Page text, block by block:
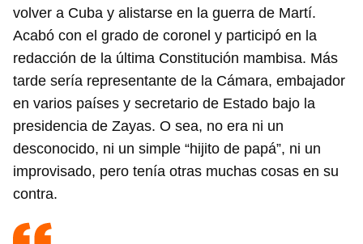
volver a Cuba y alistarse en la guerra de Martí.
Acabó con el grado de coronel y participó en la
redacción de la última Constitución mambisa. Más
tarde sería representante de la Cámara, embajador
en varios países y secretario de Estado bajo la
presidencia de Zayas. O sea, no era ni un
desconocido, ni un simple “hijito de papá”, ni un
improvisado, pero tenía otras muchas cosas en su
contra.